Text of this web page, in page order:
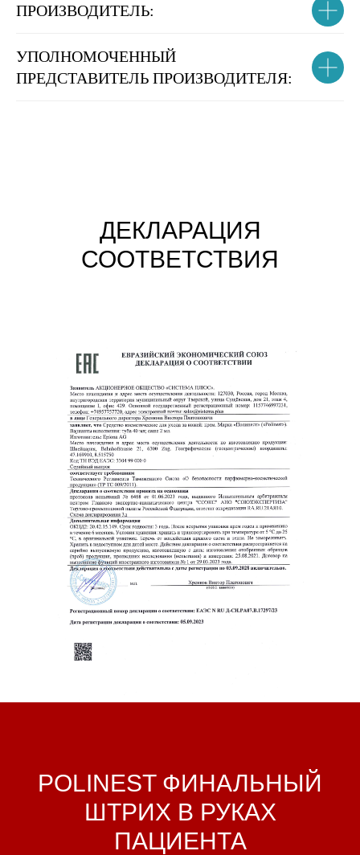
ПРОИЗВОДИТЕЛЬ:
УПОЛНОМОЧЕННЫЙ
ПРЕДСТАВИТЕЛЬ ПРОИЗВОДИТЕЛЯ:
ДЕКЛАРАЦИЯ
СООТВЕТСТВИЯ
POLINEST ФИНАЛЬНЫЙ
ШТРИХ В РУКАХ
ПАЦИЕНТА